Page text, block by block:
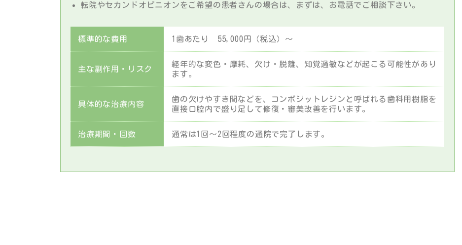
転院やセカンドオピニオンをご希望の患者さんの場合は、まずは、お電話でご相談下さい。
標準的な費用 1歯あたり 55,000円（税込）～
主な副作用・リスク
経年的な変色・摩耗、欠け・脱離、知覚過敏などが起こる可能性があり
ます。
具体的な治療内容
歯の欠けやすき間などを、コンポジットレジンと呼ばれる歯科用樹脂を
直接口腔内で盛り足して修復・審美改善を行います。
治療期間・回数 通常は1回～2回程度の通院で完了します。